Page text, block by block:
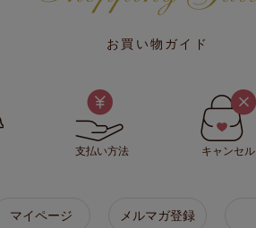
お買い物ガイド
支払い方法 キャンセル
マイページ メルマガ登録